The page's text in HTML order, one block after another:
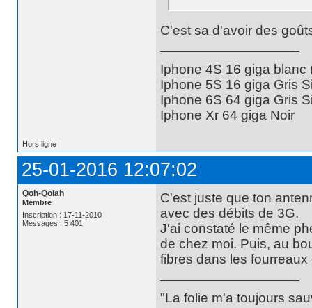
C'est sa d'avoir des
Iphone 4S 16 giga blanc
Iphone 5S 16 giga Gris
Iphone 6S 64 giga Gris
Iphone Xr 64 giga Noir
Hors ligne
25-01-2016 12:07:02
Qoh-Qolah
Membre
Inscription : 17-11-2010
Messages : 5 401
C'est juste que ton
avec des débits de 3G.
J'ai constaté le même
de chez moi. Puis, au
fibres dans les
"La folie m'a toujours